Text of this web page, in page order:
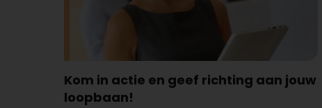
Kom in actie en geef richting aan jouw
loopbaan!